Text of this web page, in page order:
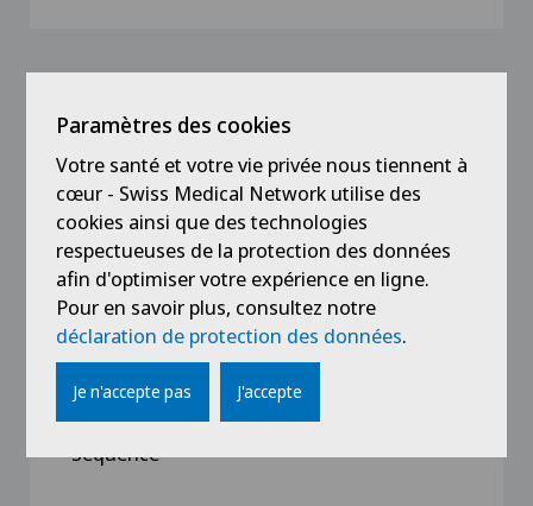
Prix
2021 :ESSR-SSR Prize Winner, European
Society of Skeletal Radiology
Best oral presentation on occasion of the
annual scientific meeting
Sebastien Bacher, Steven David Hajdu, Yael
Maeder, Vincent Dunet, Tom Hilbert, Patrick
Omoumi
Differentiation of Benign and Malignant
Qualitative and Quantitative Analysis of a
Single Fast Spin Echo T2-weighted Dixon
Sequence
Paramètres des cookies
Votre santé et votre vie privée nous tiennent à
cœur - Swiss Medical Network utilise des
cookies ainsi que des technologies
respectueuses de la protection des données
afin d'optimiser votre expérience en ligne.
Pour en savoir plus, consultez notre
déclaration de protection des données.
Je n'accepte pas J'accepte